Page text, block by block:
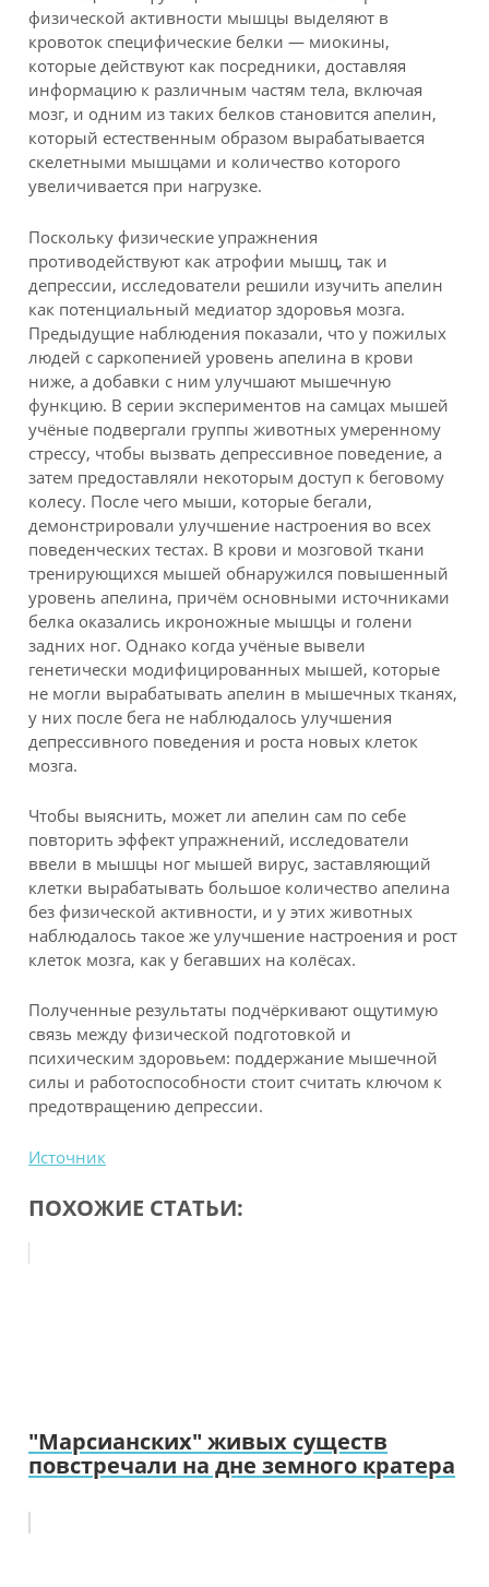
физической активности мышцы выделяют в
кровоток специфические белки — миокины,
которые действуют как посредники, доставляя
информацию к различным частям тела, включая
мозг, и одним из таких белков становится апелин,
который естественным образом вырабатывается
скелетными мышцами и количество которого
увеличивается при нагрузке.
Поскольку физические упражнения
противодействуют как атрофии мышц, так и
депрессии, исследователи решили изучить апелин
как потенциальный медиатор здоровья мозга.
Предыдущие наблюдения показали, что у пожилых
людей с саркопенией уровень апелина в крови
ниже, а добавки с ним улучшают мышечную
функцию. В серии экспериментов на самцах мышей
учёные подвергали группы животных умеренному
стрессу, чтобы вызвать депрессивное поведение, а
затем предоставляли некоторым доступ к беговому
колесу. После чего мыши, которые бегали,
демонстрировали улучшение настроения во всех
поведенческих тестах. В крови и мозговой ткани
тренирующихся мышей обнаружился повышенный
уровень апелина, причём основными источниками
белка оказались икроножные мышцы и голени
задних ног. Однако когда учёные вывели
генетически модифицированных мышей, которые
не могли вырабатывать апелин в мышечных тканях,
у них после бега не наблюдалось улучшения
депрессивного поведения и роста новых клеток
мозга.
Чтобы выяснить, может ли апелин сам по себе
повторить эффект упражнений, исследователи
ввели в мышцы ног мышей вирус, заставляющий
клетки вырабатывать большое количество апелина
без физической активности, и у этих животных
наблюдалось такое же улучшение настроения и рост
клеток мозга, как у бегавших на колёсах.
Полученные результаты подчёркивают ощутимую
связь между физической подготовкой и
психическим здоровьем: поддержание мышечной
силы и работоспособности стоит считать ключом к
предотвращению депрессии.
Источник
ПОХОЖИЕ СТАТЬИ:
"Марсианских" живых существ
повстречали на дне земного кратера